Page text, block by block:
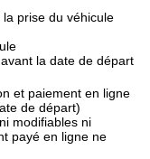
prise du véhicule
la date de départ
et paiement en ligne
de départ)
modifiables ni
payé en ligne ne